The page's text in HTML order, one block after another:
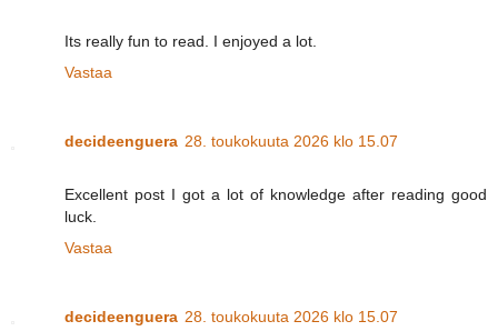
Its really fun to read. I enjoyed a lot.
Vastaa
decideenguera 28. toukokuuta 2026 klo 15.07
Excellent post I got a lot of knowledge after reading good
luck.
Vastaa
decideenguera 28. toukokuuta 2026 klo 15.07